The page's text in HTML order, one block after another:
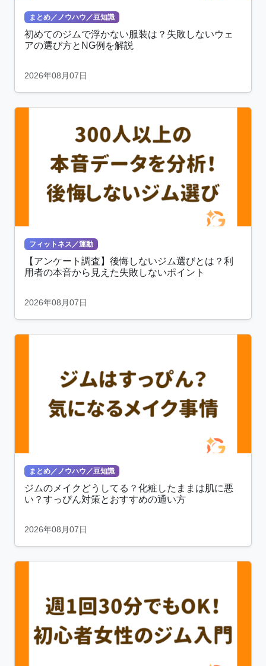
まとめ／ノウハウ／豆知識
初めてのジムで浮かない服装は？失敗しないウェ
アの選び方とNG例を解説
2026年08月07日
フィットネス／運動
【アンケート調査】後悔しないジム選びとは？利
用者の本音から見えた失敗しないポイント
2026年08月07日
まとめ／ノウハウ／豆知識
ジムのメイクどうしてる？化粧したままは肌に悪
い？すっぴん対策とおすすめの通い方
2026年08月07日